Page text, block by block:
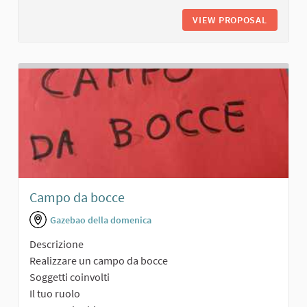
VIEW PROPOSAL
Campo da bocce
Gazebao della domenica
Descrizione
Realizzare un campo da bocce
Soggetti coinvolti
Il tuo ruolo